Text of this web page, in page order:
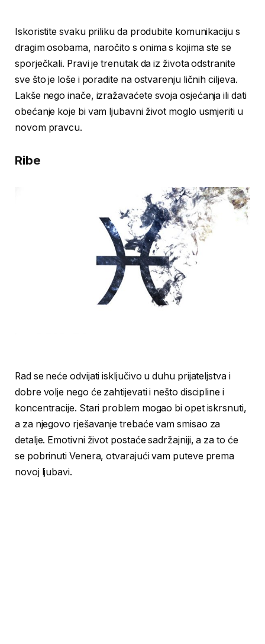
Iskoristite svaku priliku da produbite komunikaciju s
dragim osobama, naročito s onima s kojima ste se
sporječkali. Pravi je trenutak da iz života odstranite
sve što je loše i poradite na ostvarenju ličnih ciljeva.
Lakše nego inače, izražavaćete svoja osjećanja ili dati
obećanje koje bi vam ljubavni život moglo usmjeriti u
novom pravcu.
Ribe
Rad se neće odvijati isključivo u duhu prijateljstva i
dobre volje nego će zahtijevati i nešto discipline i
koncentracije. Stari problem mogao bi opet iskrsnuti,
a za njegovo rješavanje trebaće vam smisao za
detalje. Emotivni život postaće sadržajniji, a za to će
se pobrinuti Venera, otvarajući vam puteve prema
novoj ljubavi.